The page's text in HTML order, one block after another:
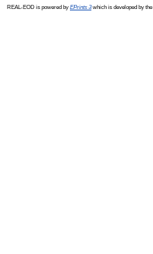
REAL-EOD is powered by EPrints 3which is developed by the